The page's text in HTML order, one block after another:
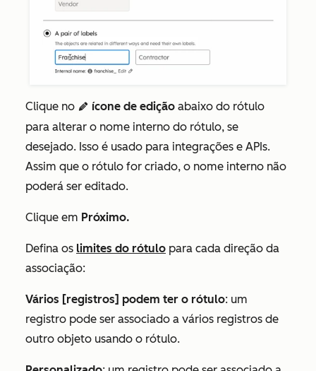
Clique no edit ícone de edição abaixo do rótulo
para alterar o nome interno do rótulo, se
desejado. Isso é usado para integrações e APIs.
Assim que o rótulo for criado, o nome interno não
poderá ser editado.
Clique em Próximo.
Defina os limites do rótulo para cada direção da
associação:
Vários [registros] podem ter o rótulo: um
registro pode ser associado a vários registros de
outro objeto usando o rótulo.